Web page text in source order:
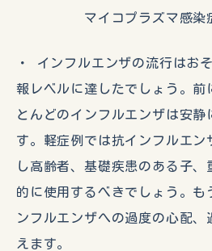
マイコプラズマ感染症
・ インフルエンザの流行はお
報レベルに達したでしょう。前
とんどのインフルエンザは安静
す。軽症例では抗インフルエン
し高齢者、基礎疾患のある子、
的に使用するべきでしょう。も
ンフルエンザへの過度の心配、
えます。